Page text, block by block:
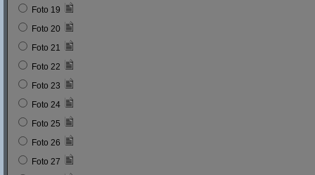
Foto 19
Foto 20
Foto 21
Foto 22
Foto 23
Foto 24
Foto 25
Foto 26
Foto 27